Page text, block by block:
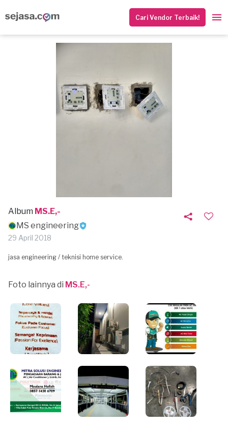
Cari Vendor Terbaik!
Album MS.E,-
MS engineering
29 April 2018
jasa engineering / teknisi home service.
Foto lainnya di MS.E,-